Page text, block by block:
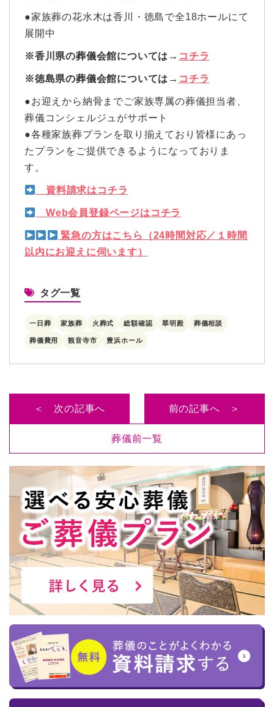
●家族葬の花水木は香川・徳島で全18ホールにて
展開中
※香川県の葬儀会館については→ コチラ
※徳島県の葬儀会館については→ コチラ
●お迎えから納骨までご家族専属の葬儀担当者、
葬儀コンシェルジュがサポート
●各種家族葬プランを取り揃えており皆様にあっ
たプランをご提供できるようになっておりま
す。
資料請求はコチラ
Web会員登録ページはコチラ
緊急の方はこちら（24時間対応／１時間
以内にお迎えに伺います）
タグ一覧
一日葬 家族葬 火葬式 総額確認 翠明殿 葬儀相談
葬儀費用 観音寺市 豊浜ホール
＜ 次の記事へ
葬儀前一覧
前の記事へ ＞